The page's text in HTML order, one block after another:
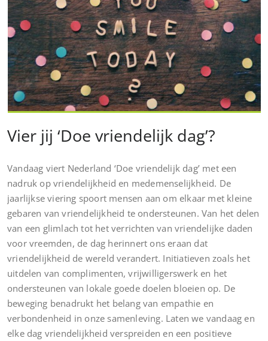
Vier jij ‘Doe vriendelijk dag’?
Vandaag viert Nederland ‘Doe vriendelijk dag’ met een
nadruk op vriendelijkheid en medemenselijkheid. De
jaarlijkse viering spoort mensen aan om elkaar met kleine
gebaren van vriendelijkheid te ondersteunen. Van het delen
van een glimlach tot het verrichten van vriendelijke daden
voor vreemden, de dag herinnert ons eraan dat
vriendelijkheid de wereld verandert. Initiatieven zoals het
uitdelen van complimenten, vrijwilligerswerk en het
ondersteunen van lokale goede doelen bloeien op. De
beweging benadrukt het belang van empathie en
verbondenheid in onze samenleving. Laten we vandaag en
elke dag vriendelijkheid verspreiden en een positieve